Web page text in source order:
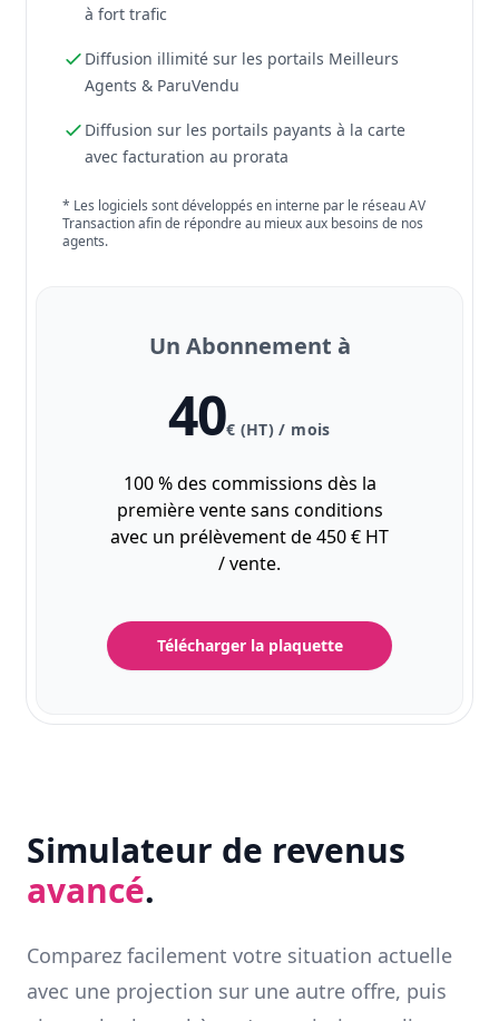
à fort trafic
Diffusion illimité sur les portails Meilleurs
Agents & ParuVendu
Diffusion sur les portails payants à la carte
avec facturation au prorata
* Les logiciels sont développés en interne par le réseau AV
Transaction afin de répondre au mieux aux besoins de nos
agents.
Un Abonnement à
40€ (HT) / mois
100 % des commissions dès la
première vente sans conditions
avec un prélèvement de 450 € HT
/ vente.
Télécharger la plaquette
Simulateur de revenus
avancé.
Comparez facilement votre situation actuelle
avec une projection sur une autre offre, puis